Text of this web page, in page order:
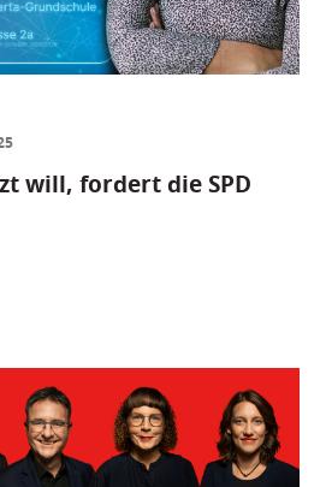
will, fordert die SPD